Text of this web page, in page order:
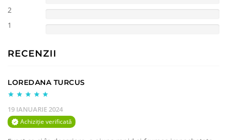
2
1
RECENZII
LOREDANA TURCUS
19 IANUARIE 2024
Achiziție verificată